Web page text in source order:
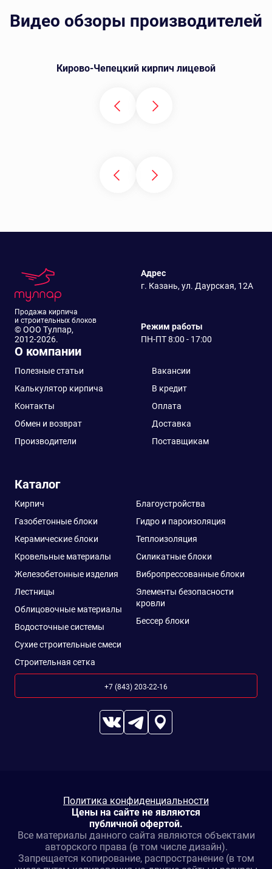
Видео обзоры производителей
Кирово-Чепецкий кирпич лицевой
Продажа кирпича
и строительных блоков
© ООО Тулпар,
2012-2026.
Адрес
г. Казань, ул. Даурская, 12А
Режим работы
ПН-ПТ 8:00 - 17:00
О компании
Полезные статьи
Вакансии
Калькулятор кирпича
В кредит
Контакты
Оплата
Обмен и возврат
Доставка
Производители
Поставщикам
Каталог
Кирпич
Газобетонные блоки
Керамические блоки
Кровельные материалы
Железобетонные изделия
Лестницы
Облицовочные материалы
Водосточные системы
Сухие строительные смеси
Строительная сетка
Благоустройства
Гидро и пароизоляция
Теплоизоляция
Силикатные блоки
Вибропрессованные блоки
Элементы безопасности
кровли
Бессер блоки
+7 (843) 203-22-16
Цены на сайте не являются
публичной офертой.
Все материалы данного сайта являются объектами
авторского права (в том числе дизайн).
Запрещается копирование, распространение (в том
Политика конфиденциальности